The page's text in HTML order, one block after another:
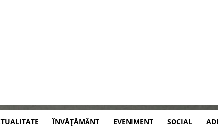
ÎNVĂȚĂMÂNT EVENIMENT SOCIAL